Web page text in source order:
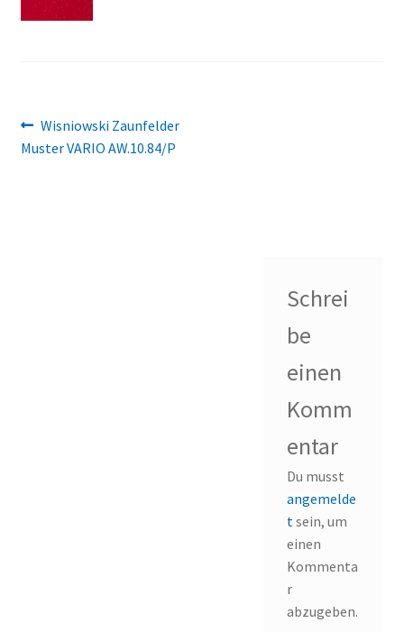
Beitragsnavigation
Vorheriger
Beitrag:
Wisniowski Zaunfelder
Muster VARIO AW.10.84/P
Schrei
be
einen
Komm
entar
Du musst
angemelde
tsein, um
einen
Kommenta
r
abzugeben.